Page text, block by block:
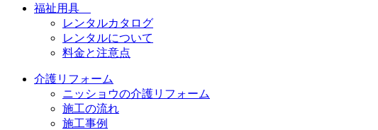
福祉用具
レンタルカタログ
レンタルについて
料金と注意点
介護リフォーム
ニッショウの介護リフォーム
施工の流れ
施工事例